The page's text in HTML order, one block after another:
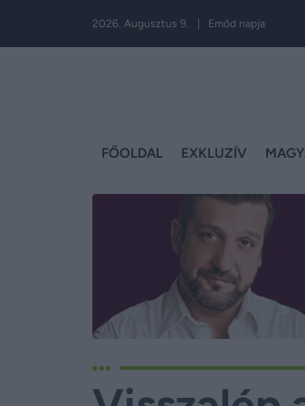
2026. Augusztus 9. | Emőd napja
FŐOLDAL EXKLUZÍV